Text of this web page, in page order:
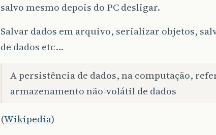
salvo mesmo depois do PC desligar.
Salvar dados em arquivo, serializar objetos,
de dados etc…
A persistência de dados, na computação,
armazenamento não-volátil de dados
(Wikipedia)